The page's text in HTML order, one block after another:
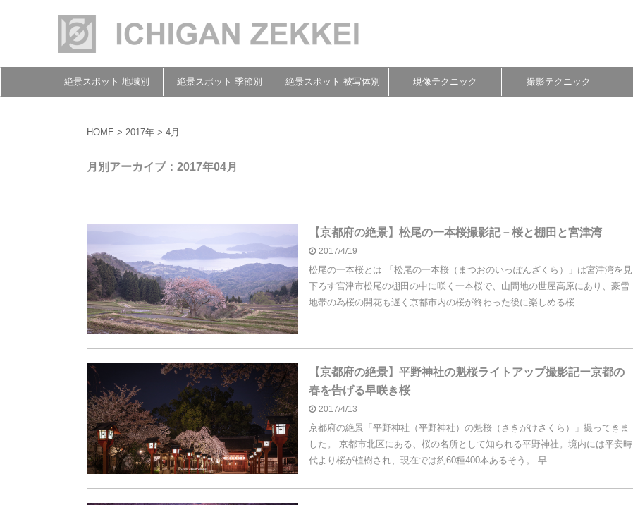
絶景スポット 地域別 絶景スポット 季節別 絶景スポット 被写体別 現像テクニック 撮影テクニック
HOME > 2017年 > 4月
月別アーカイブ：2017年04月
【京都府の絶景】松尾の一本桜撮影記－桜と棚田と宮津湾
2017/4/19
松尾の一本桜とは 「松尾の一本桜（まつおのいっぽんざくら）」は宮津湾を見
下ろす宮津市松尾の棚田の中に咲く一本桜で、山間地の世屋高原にあり、豪雪
地帯の為桜の開花も遅く京都市内の桜が終わった後に楽しめる桜 ...
【京都府の絶景】平野神社の魁桜ライトアップ撮影記ー京都の
春を告げる早咲き桜
2017/4/13
京都府の絶景「平野神社（平野神社）の魁桜（さきがけさくら）」撮ってきま
した。 京都市北区にある、桜の名所として知られる平野神社。境内には平安時
代より桜が植樹され、現在では約60種400本あるそう。 早 ...